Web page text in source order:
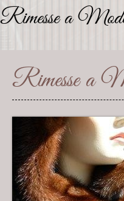
Rimesse a
Rimesse a